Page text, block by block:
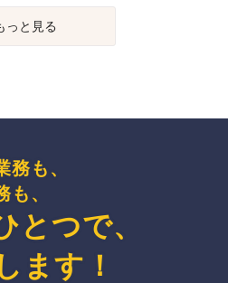
っと見る
も、
、
とつで、
します ！